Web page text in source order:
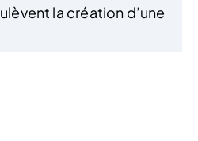
la création d’une